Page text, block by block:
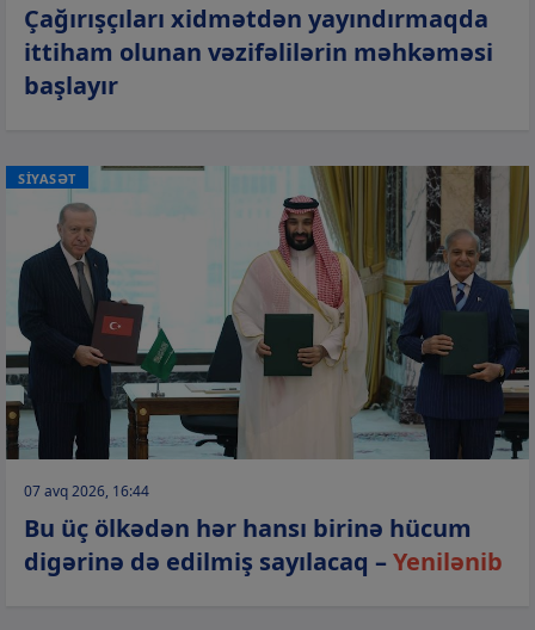
Çağırışçıları xidmətdən yayındırmaqda
ittiham olunan vəzifəlilərin məhkəməsi
başlayır
SİYASƏT
07 avq 2026, 16:44
Bu üç ölkədən hər hansı birinə hücum
digərinə də edilmiş sayılacaq –Yenilənib